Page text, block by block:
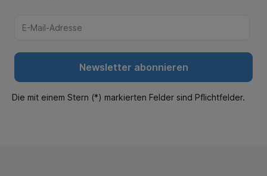
Newsletter abonnieren
Die mit einem Stern (*) markierten Felder sind Pflichtfelder.